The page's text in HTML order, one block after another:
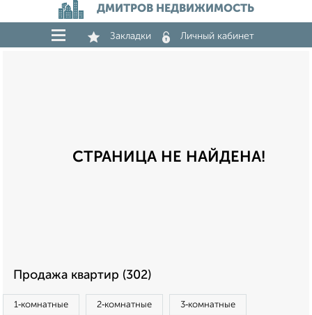
ДМИТРОВ НЕДВИЖИМОСТЬ
Закладки Личный кабинет
СТРАНИЦА НЕ НАЙДЕНА!
Продажа квартир (302)
1‑комнатные 2‑комнатные 3‑комнатные